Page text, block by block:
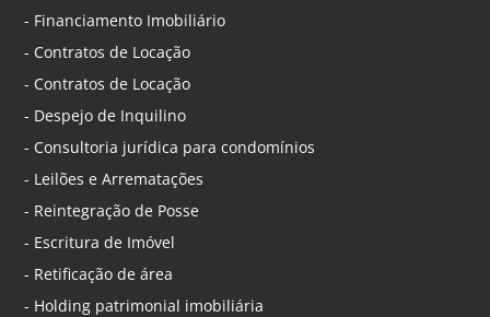
- Financiamento Imobiliário
- Contratos de Locação
- Contratos de Locação
- Despejo de Inquilino
- Consultoria jurídica para condomínios
- Leilões e Arrematações
- Reintegração de Posse
- Escritura de Imóvel
- Retificação de área
- Holding patrimonial imobiliária